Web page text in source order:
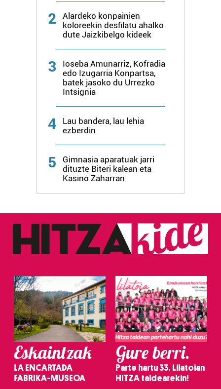
2
Alardeko konpainien
koloreekin desfilatu ahalko
dute Jaizkibelgo kideek
3
Ioseba Amunarriz, Kofradia
edo Izugarria Konpartsa,
batek jasoko du Urrezko
Intsignia
4
Lau bandera, lau lehia
ezberdin
5
Gimnasia aparatuak jarri
dituzte Biteri kalean eta
Kasino Zaharran
Eskaintzak
LA ENCARTADA
FABRIKA-MUSEOA
Gure berri.
Parte hartu 33. Lilatoian
HITZA taldearekin!